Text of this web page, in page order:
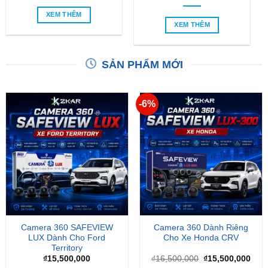
XEM THÊM
XEM THÊM
SẢN PHẨM MỚI
Camera 360 SAFEVIEW
LUX Dành Cho Ford
Territory
₫15,500,000
-6%
Camera 360 Dành Riêng
Cho Xe Honda CRV
₫16,500,000 Giá
₫15,500,000Giá